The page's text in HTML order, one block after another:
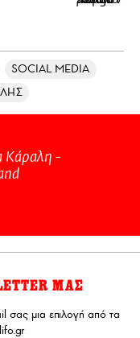
SOCIAL MEDIA
Κάραλη -
ΜΑΣ
σας μια επιλογή από τα